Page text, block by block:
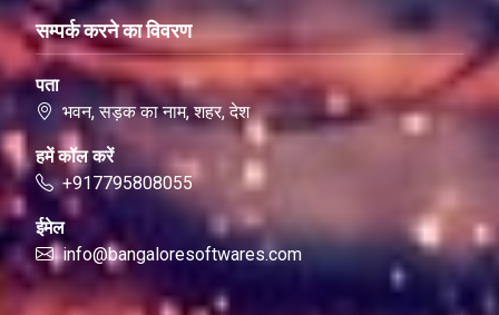
सम्पर्क करने का विवरण
पता
भवन, सड़क का नाम, शहर, देश
हमें कॉल करें
+917795808055
ईमेल
info@bangaloresoftwares.com